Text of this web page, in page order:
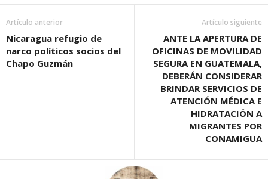
Artículo anterior
Nicaragua refugio de
narco políticos socios del
Chapo Guzmán
Artículo siguiente
ANTE LA APERTURA DE
OFICINAS DE MOVILIDAD
SEGURA EN GUATEMALA,
DEBERÁN CONSIDERAR
BRINDAR SERVICIOS DE
ATENCIÓN MÉDICA E
HIDRATACIÓN A
MIGRANTES POR
CONAMIGUA